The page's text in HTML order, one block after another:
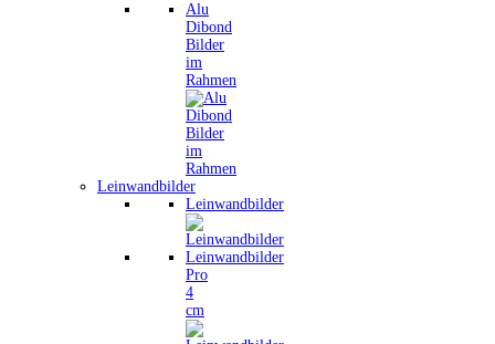
Alu
Dibond
Bilder
im
Rahmen
Leinwandbilder
Leinwandbilder
Leinwandbilder
Pro
4
cm